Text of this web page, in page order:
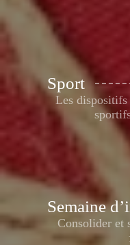
Sport
Les dispositifs
Semaine
Consolider et